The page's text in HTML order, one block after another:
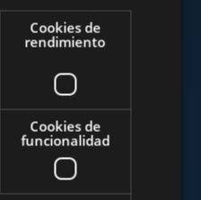
SPANISH
RUSSIAN
Cookies de
rendimiento
Cookies de
funcionalidad